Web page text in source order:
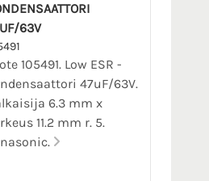
63V
105491. Low ESR -
47uF/63V.
6.3 mm x
11.2 mm r. 5.